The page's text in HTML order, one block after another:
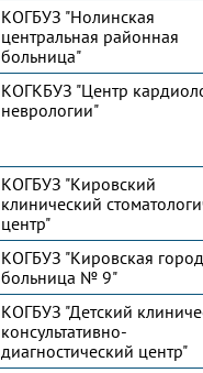
КОГБУЗ "Нолинская
центральная районная
больница"
КОГКБУЗ "Центр
неврологии"
КОГБУЗ "Кировский
клинический
центр"
КОГБУЗ "Кировская
больница № 9"
КОГБУЗ "Детский
консультативно-
диагностический центр"